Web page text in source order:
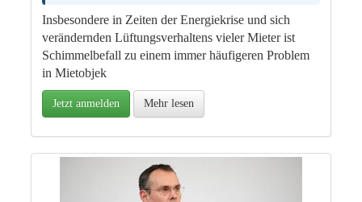
Insbesondere in Zeiten der Energiekrise und sich
verändernden Lüftungsverhaltens vieler Mieter ist
Schimmelbefall zu einem immer häufigeren Problem
in Mietobjek
Jetzt anmelden Mehr lesen